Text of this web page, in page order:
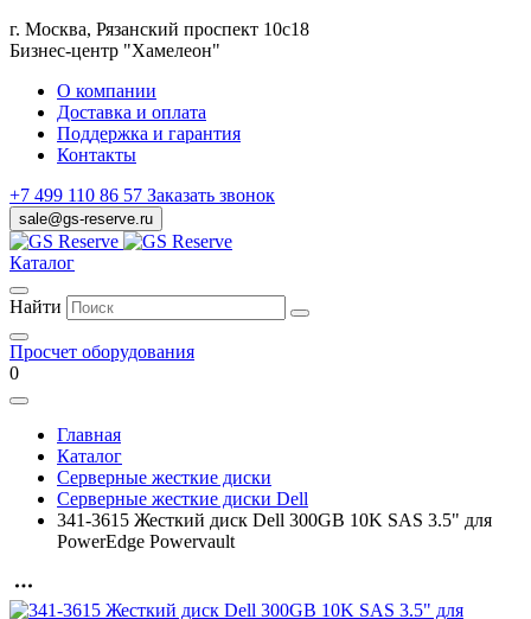
г. Москва, Рязанский проспект 10с18
Бизнес-центр "Хамелеон"
О компании
Доставка и оплата
Поддержка и гарантия
Контакты
+7 499 110 86 57 Заказать звонок
sale@gs-reserve.ru
Каталог
Найти
Просчет оборудования
0
Главная
Каталог
Серверные жесткие диски
Серверные жесткие диски Dell
341-3615 Жесткий диск Dell 300GB 10K SAS 3.5" для
PowerEdge Powervault